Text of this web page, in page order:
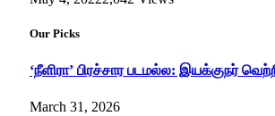
Our Picks
‘நீளிரா’ பிரச்சார படமல்ல: இயக்குநர்
March 31, 2026